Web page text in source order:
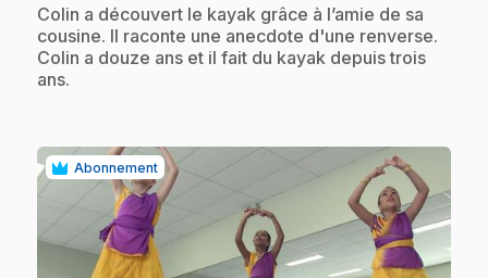
.Colin a découvert le kayak grâce à l’amie de sa
cousine. Il raconte une anecdote d'une renverse.
Colin a douze ans et il fait du kayak depuis trois
ans.
Abonnement